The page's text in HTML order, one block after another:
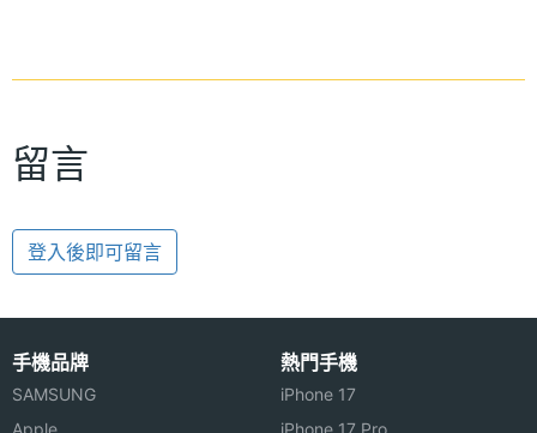
留言
登入後即可留言
手機品牌
SAMSUNG
Apple
熱門手機
iPhone 17
iPhone 17 Pro